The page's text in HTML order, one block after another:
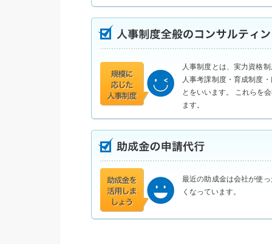
人事制度とは、実力資格
人事考課制度・育成制度
とをいいます。 これらを
ます。
最近の助成金は会社が使
くなっています。